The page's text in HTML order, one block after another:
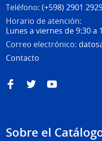
Teléfono: (+598) 2901
Horario de atención:
Lunes a viernes de 9:30 a
Correo electrónico:
Contacto
FacebookTwitterYouTube
Sobre el